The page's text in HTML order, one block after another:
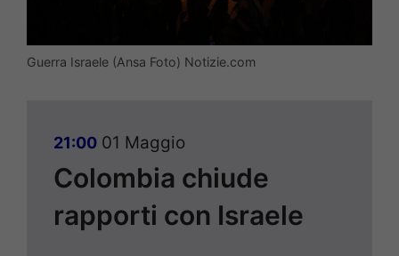
Guerra Israele (Ansa Foto) Notizie.com
21:00 01 Maggio
Colombia chiude
rapporti con Israele